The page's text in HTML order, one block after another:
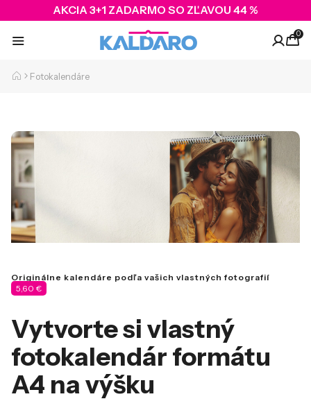
AKCIA 3+1 ZADARMO SO ZĽAVOU 44 %
0
Fotokalendáre
Originálne kalendáre podľa vašich vlastných fotografií
5,60 €
Vytvorte si vlastný
fotokalendár formátu
A4 na výšku